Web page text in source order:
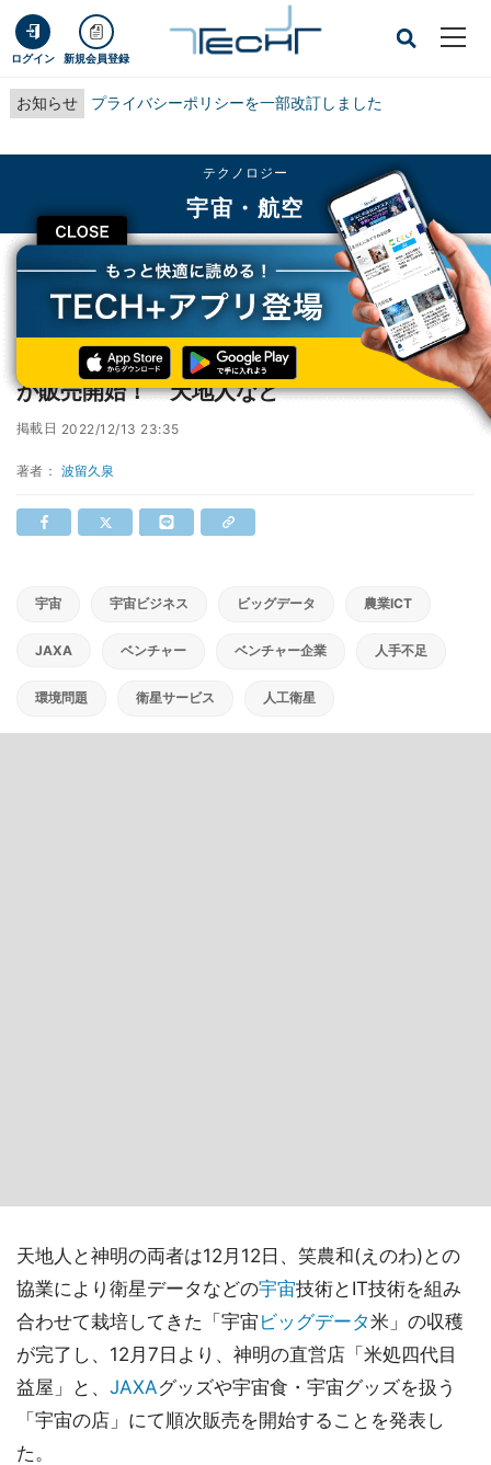
ログイン 新規会員登録
お知らせ プライバシーポリシーを一部改訂しました
CLOSE
テクノロジー
宇宙・航空
TECH+ テクノロジー
宇宙・航空
2022年収穫の「宇宙ビッグデータ米」の新米が販売開始！ 天地人など
2022年収穫の「宇宙ビッグデータ米」の新米
が販売開始！ 天地人など
掲載日 2022/12/13 23:35
著者： 波留久泉
宇宙 宇宙ビジネス ビッグデータ 農業ICT
JAXA ベンチャー ベンチャー企業 人手不足
環境問題 衛星サービス 人工衛星
天地人と神明の両者は12月12日、笑農和(えのわ)との
協業により衛星データなどの宇宙技術とIT技術を組み
合わせて栽培してきた「宇宙 ビッグデータ米」の収穫
が完了し、12月7日より、神明の直営店「米処四代目
益屋」と、 JAXAグッズや宇宙食・宇宙グッズを扱う
「宇宙の店」にて順次販売を開始することを発表し
た。